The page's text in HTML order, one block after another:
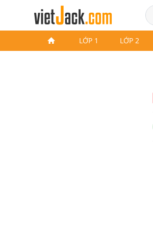
LỚP 1 LỚP 2